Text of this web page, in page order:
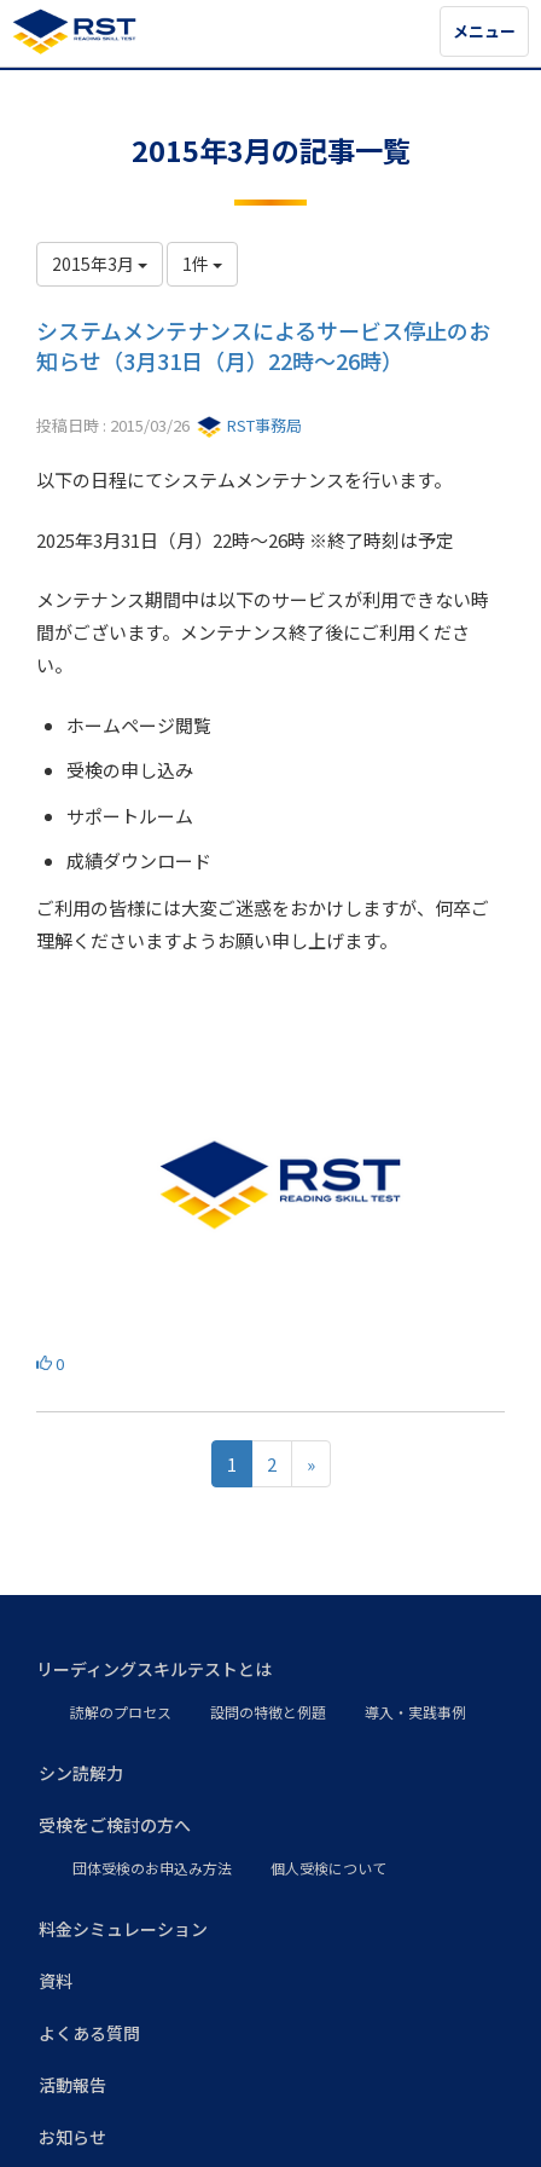
メニュー
メニュー
2015年3月の記事一覧
2015年3月 1件
システムメンテナンスによるサービス停止のお
知らせ（3月31日（月）22時～26時）
投稿日時 : 2015/03/26 RST事務局
以下の日程にてシステムメンテナンスを行います。
2025年3月31日（月）22時～26時 ※終了時刻は予定
メンテナンス期間中は以下のサービスが利用できない時
間がございます。メンテナンス終了後にご利用くださ
い。
ホームページ閲覧
受検の申し込み
サポートルーム
成績ダウンロード
ご利用の皆様には大変ご迷惑をおかけしますが、何卒ご
理解くださいますようお願い申し上げます。
0
1 2 »
リーディングスキルテストとは
読解のプロセス 設問の特徴と例題 導入・実践事例
シン読解力
受検をご検討の方へ
団体受検のお申込み方法 個人受検について
料金シミュレーション
資料
よくある質問
活動報告
お知らせ